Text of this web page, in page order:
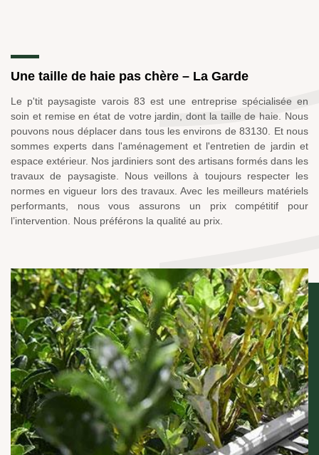
Une taille de haie pas chère – La Garde
Le p'tit paysagiste varois 83 est une entreprise spécialisée en
soin et remise en état de votre jardin, dont la taille de haie. Nous
pouvons nous déplacer dans tous les environs de 83130. Et nous
sommes experts dans l'aménagement et l'entretien de jardin et
espace extérieur. Nos jardiniers sont des artisans formés dans les
travaux de paysagiste. Nous veillons à toujours respecter les
normes en vigueur lors des travaux. Avec les meilleurs matériels
performants, nous vous assurons un prix compétitif pour
l’intervention. Nous préférons la qualité au prix.